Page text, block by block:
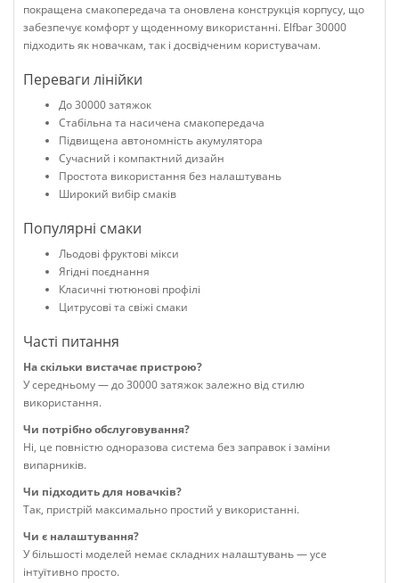
покращена смакопередача та оновлена конструкція корпусу, що
забезпечує комфорт у щоденному використанні. Elfbar 30000
підходить як новачкам, так і досвідченим користувачам.
Переваги лінійки
До 30000 затяжок
Стабільна та насичена смакопередача
Підвищена автономність акумулятора
Сучасний і компактний дизайн
Простота використання без налаштувань
Широкий вибір смаків
Популярні смаки
Льодові фруктові мікси
Ягідні поєднання
Класичні тютюнові профілі
Цитрусові та свіжі смаки
Часті питання
На скільки вистачає пристрою?
У середньому — до 30000 затяжок залежно від стилю
використання.
Чи потрібно обслуговування?
Ні, це повністю одноразова система без заправок і заміни
випарників.
Чи підходить для новачків?
Так, пристрій максимально простий у використанні.
Чи є налаштування?
У більшості моделей немає складних налаштувань — усе
інтуїтивно просто.